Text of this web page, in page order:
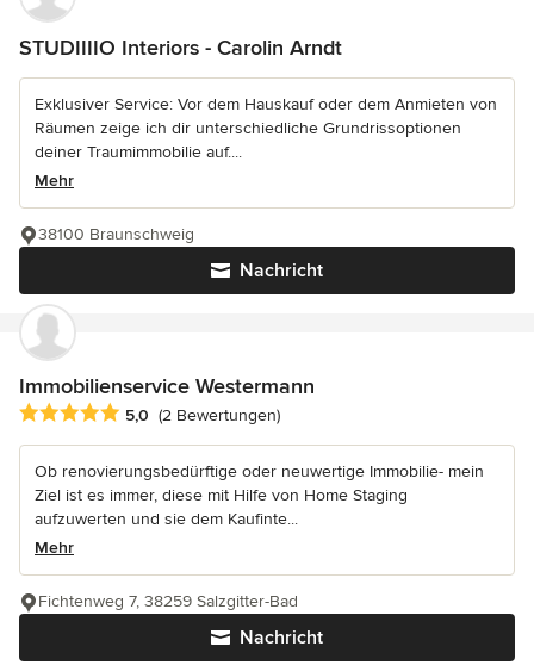
STUDIIIIO Interiors - Carolin Arndt
Exklusiver Service: Vor dem Hauskauf oder dem Anmieten von
Räumen zeige ich dir unterschiedliche Grundrissoptionen
deiner Traumimmobilie auf....
Mehr
Nachricht
38100 Braunschweig
Immobilienservice Westermann
Durchschnittliche Bewertung: 5 von 5 Sternen
5,0 (2 Bewertungen)
Ob renovierungsbedürftige oder neuwertige Immobilie- mein
Ziel ist es immer, diese mit Hilfe von Home Staging
aufzuwerten und sie dem Kaufinte...
Mehr
Nachricht
Fichtenweg 7, 38259 Salzgitter-Bad